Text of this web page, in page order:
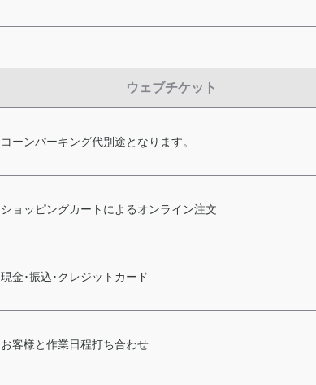
ウェブチケット
コーンパーキング代別途となります。
ショッピングカートによるオンライン注文
現金･振込･クレジットカード
お客様と作業日程打ち合わせ